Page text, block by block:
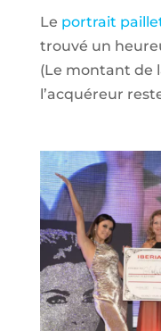
Le portrait
trouvé un
(Le montant de
l’acquéreur